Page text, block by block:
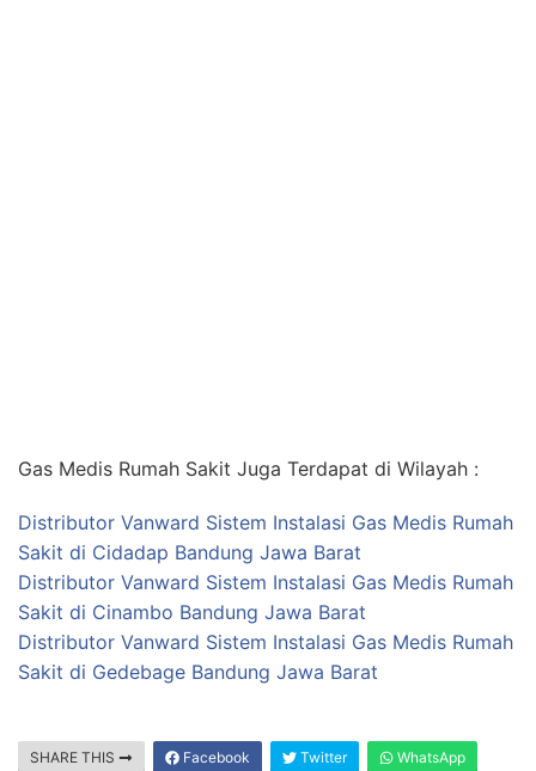
Gas Medis Rumah Sakit Juga Terdapat di Wilayah :
Distributor Vanward Sistem Instalasi Gas Medis Rumah
Sakit di Cidadap Bandung Jawa Barat
Distributor Vanward Sistem Instalasi Gas Medis Rumah
Sakit di Cinambo Bandung Jawa Barat
Distributor Vanward Sistem Instalasi Gas Medis Rumah
Sakit di Gedebage Bandung Jawa Barat
SHARE THIS Facebook Twitter WhatsApp